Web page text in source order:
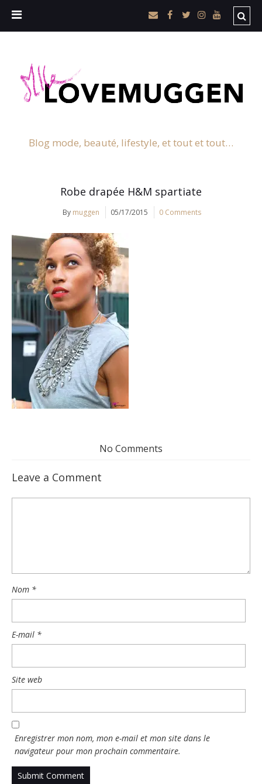
Blog mode, beauté, lifestyle, et tout et tout…
Robe drapée H&M spartiate
By muggen 05/17/2015 0 Comments
No Comments
Leave a Comment
Nom *
E-mail *
Site web
Enregistrer mon nom, mon e-mail et mon site dans le
navigateur pour mon prochain commentaire.